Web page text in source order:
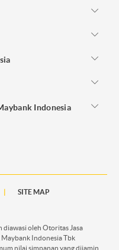
Indonesia
SITE MAP
diawasi oleh Otoritas Jasa
Maybank Indonesia Tbk
nilai simpanan yang dijamin